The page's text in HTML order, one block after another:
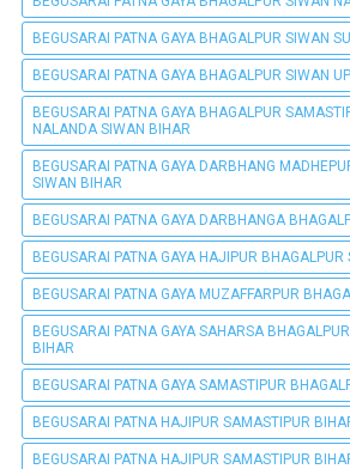
BEGUSARAI PATNA GAYA BHAGALPUR SIWAN
BEGUSARAI PATNA GAYA BHAGALPUR SIWAN
BEGUSARAI PATNA GAYA BHAGALPUR
NALANDA SIWAN BIHAR
BEGUSARAI PATNA GAYA DARBHANG
SIWAN BIHAR
BEGUSARAI PATNA GAYA DARBHANGA
BEGUSARAI PATNA GAYA HAJIPUR BHAGALPUR
BEGUSARAI PATNA GAYA MUZAFFARPUR
BEGUSARAI PATNA GAYA SAHARSA
BIHAR
BEGUSARAI PATNA GAYA SAMASTIPUR
BEGUSARAI PATNA HAJIPUR SAMASTIPUR
BEGUSARAI PATNA HAJIPUR SAMASTIPUR